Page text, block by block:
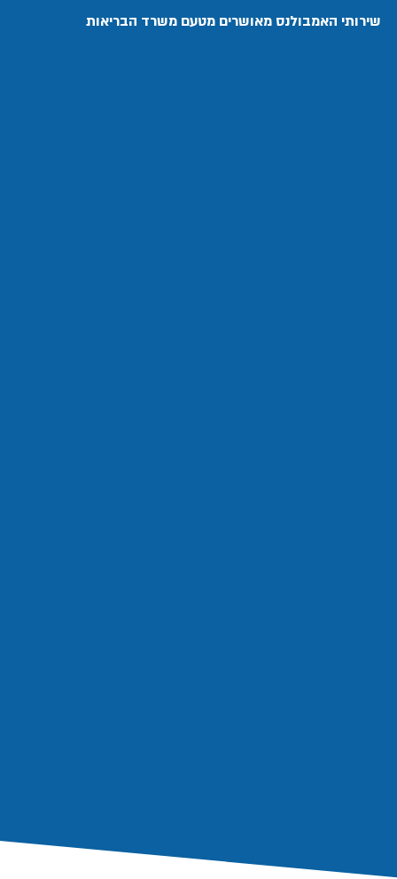
שירותי האמבולנס מאושרים מטעם משרד הבריאות